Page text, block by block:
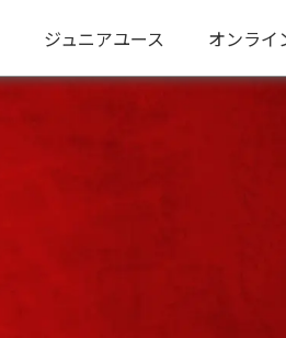
ジュニアユース オンライ